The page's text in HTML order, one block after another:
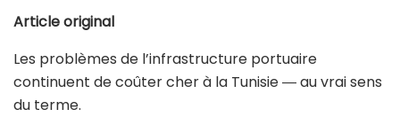
Article original
Les problèmes de l’infrastructure portuaire
continuent de coûter cher à la Tunisie ― au vrai sens
du terme.